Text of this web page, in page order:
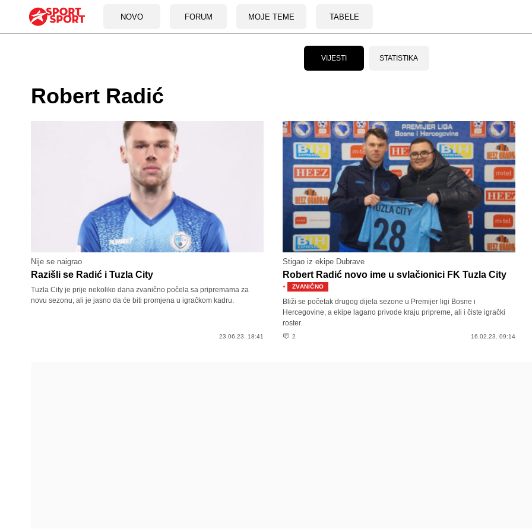
NOVO FORUM MOJE TEME TABELE
VIJESTI STATISTIKA
Robert Radić
Nije se naigrao
Razišli se Radić i Tuzla City
Tuzla City je prije nekoliko dana zvanično počela sa pripremama za
novu sezonu, ali je jasno da će biti promjena u igračkom kadru.
23.06.23. 18:41
Stigao iz ekipe Dubrave
Robert Radić novo ime u svlačionici FK Tuzla City
· ZVANIČNO
Bliži se početak drugog dijela sezone u Premijer ligi Bosne i
Hercegovine, a ekipe lagano privode kraju pripreme, ali i čiste igrački
roster.
2 16.02.23. 09:14